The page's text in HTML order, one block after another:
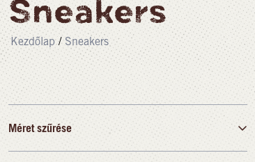
Sneakers
Kezdőlap / Sneakers
Méret szűrése